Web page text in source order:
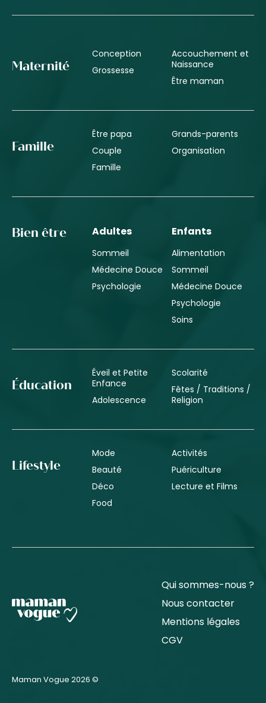
Maternité
Conception
Grossesse
Accouchement et
Naissance
Être maman
Famille
Être papa
Couple
Famille
Grands-parents
Organisation
Bien être Adultes
Sommeil
Médecine Douce
Psychologie
Enfants
Alimentation
Sommeil
Médecine Douce
Psychologie
Soins
Éducation
Éveil et Petite
Enfance
Adolescence
Scolarité
Fêtes / Traditions /
Religion
Lifestyle
Mode
Beauté
Déco
Food
Activités
Puériculture
Lecture et Films
Qui sommes-nous ?
Nous contacter
Mentions légales
CGV
Maman Vogue 2026 ©